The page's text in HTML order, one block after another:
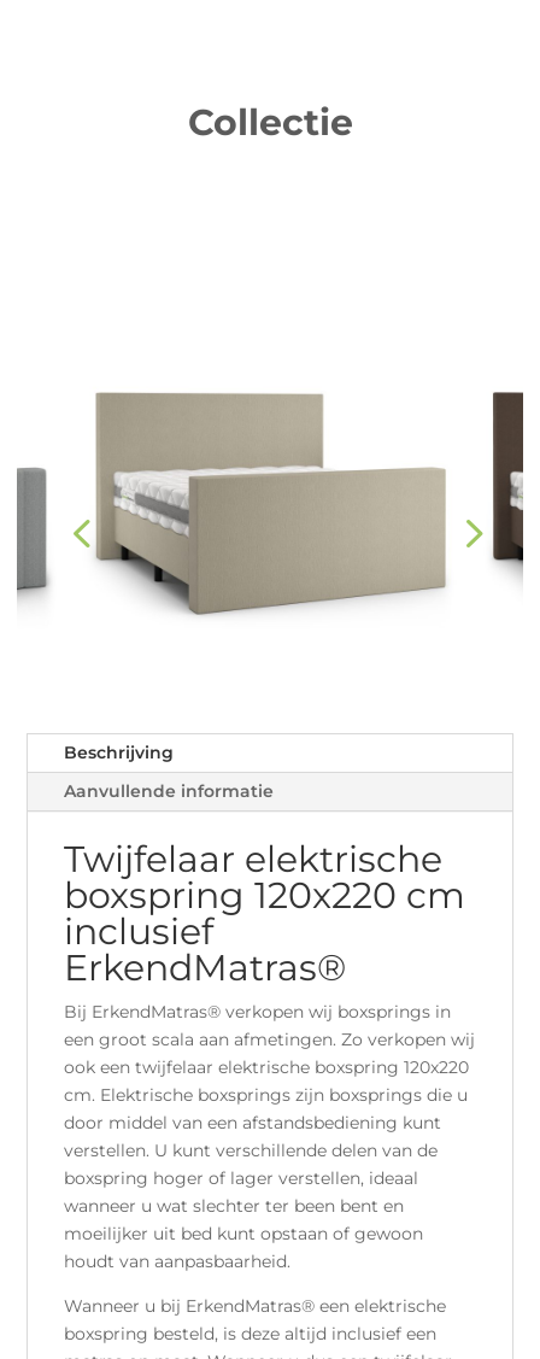
Collectie
Beschrijving
Aanvullende informatie
Twijfelaar elektrische
boxspring 120x220 cm
inclusief
ErkendMatras®
Bij ErkendMatras® verkopen wij boxsprings in
een groot scala aan afmetingen. Zo verkopen wij
ook een twijfelaar elektrische boxspring 120x220
cm. Elektrische boxsprings zijn boxsprings die u
door middel van een afstandsbediening kunt
verstellen. U kunt verschillende delen van de
boxspring hoger of lager verstellen, ideaal
wanneer u wat slechter ter been bent en
moeilijker uit bed kunt opstaan of gewoon
houdt van aanpasbaarheid.
Wanneer u bij ErkendMatras® een elektrische
boxspring besteld, is deze altijd inclusief een